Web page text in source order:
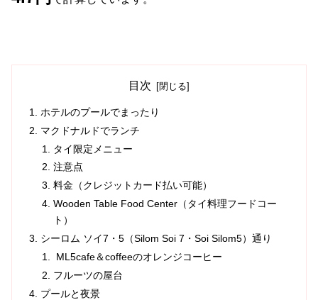
目次
ホテルのプールでまったり
マクドナルドでランチ
タイ限定メニュー
注意点
料金（クレジットカード払い可能）
Wooden Table Food Center（タイ料理フードコー
ト）
シーロム ソイ7・5（Silom Soi 7・Soi Silom5）通り
ML5cafe＆coffeeのオレンジコーヒー
フルーツの屋台
プールと夜景